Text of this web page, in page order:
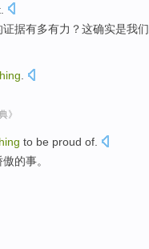
证据有多有力 ？这确实是我们
.
》
to be proud of.
的事。